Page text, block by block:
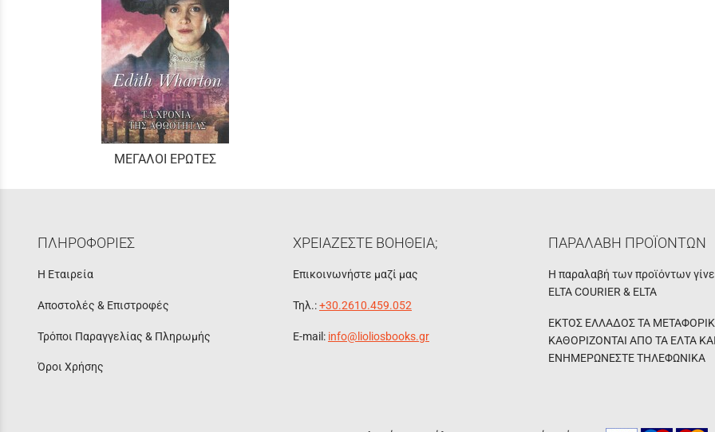
ΜΕΓΑΛΟΙ ΕΡΩΤΕΣ
ΠΛΗΡΟΦΟΡΙΕΣ
Η Εταιρεία
Αποστολές & Επιστροφές
Τρόποι Παραγγελίας & Πληρωμής
Όροι Χρήσης
ΧΡΕΙΑΖΕΣΤΕ ΒΟΗΘΕΙΑ;
Επικοινωνήστε μαζί μας
Τηλ.:+30.2610.459.052
E-mail: info@lioliosbooks.gr
ΠΑΡΑΛΑΒΗ ΠΡΟΪΟΝΤΩΝ
Η παραλαβή των προϊόντων
ELTA COURIER & ELTA
ΕΚΤΟΣ ΕΛΛΑΔΟΣ ΤΑ
ΚΑΘΟΡΙΖΟΝΤΑΙ ΑΠΟ ΤΑ ΕΛΤΑ
ΕΝΗΜΕΡΩΝΕΣΤΕ ΤΗΛΕΦΩΝΙΚΑ